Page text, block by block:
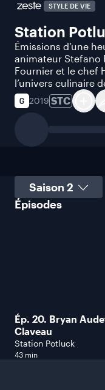
STYLE DE VIE
Station
Émissions d’une
animateur Stefano
Fournier et le chef
l’univers culinaire
2019 STC
Sélectionner une
Épisodes
Ép. 20. Bryan
Claveau
Station Potluck
43 min